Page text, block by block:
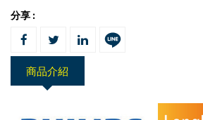
分享 :
商品介紹